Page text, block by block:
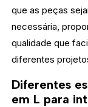
que as peças
necessária,
qualidade que
diferentes
Diferentes
em L para